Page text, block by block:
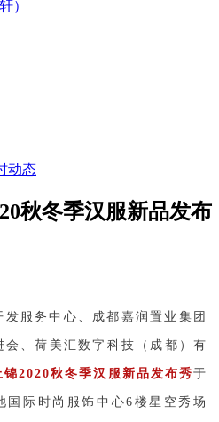
）
动态
秋冬季汉服新品发布
服务中心、成都嘉润置业集团
、荷美汇数字科技（成都）有
锦2020秋冬季汉服新品发布秀于
国际时尚服饰中心6楼星空秀场